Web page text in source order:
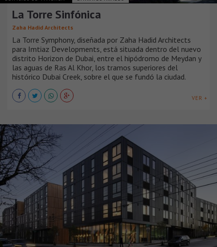
La Torre Sinfónica
Zaha Hadid Architects
La Torre Symphony, diseñada por Zaha Hadid Architects
para Imtiaz Developments, está situada dentro del nuevo
distrito Horizon de Dubai, entre el hipódromo de Meydan y
las aguas de Ras Al Khor, los tramos superiores del
histórico Dubai Creek, sobre el que se fundó la ciudad.
VER +